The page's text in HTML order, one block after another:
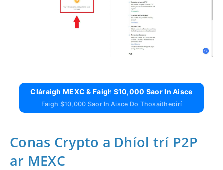
Cláraigh MEXC & Faigh $10,000 Saor In Aisce
Faigh $10,000 Saor In Aisce Do Thosaitheoirí
Conas Crypto a Dhíol trí P2P
ar MEXC